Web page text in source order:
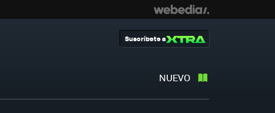
NUEVO
Suscríbete a